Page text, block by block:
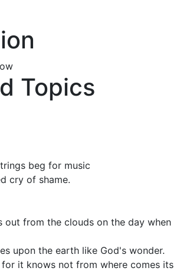
Topics
beg for music
cry of shame.
out from the clouds on the day when
upon the earth like God's wonder.
it knows not from where comes its